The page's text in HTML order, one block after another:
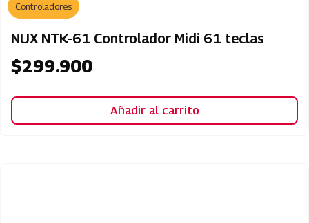
Controladores
NUX NTK-61 Controlador Midi 61 teclas
$299.900
Añadir al carrito